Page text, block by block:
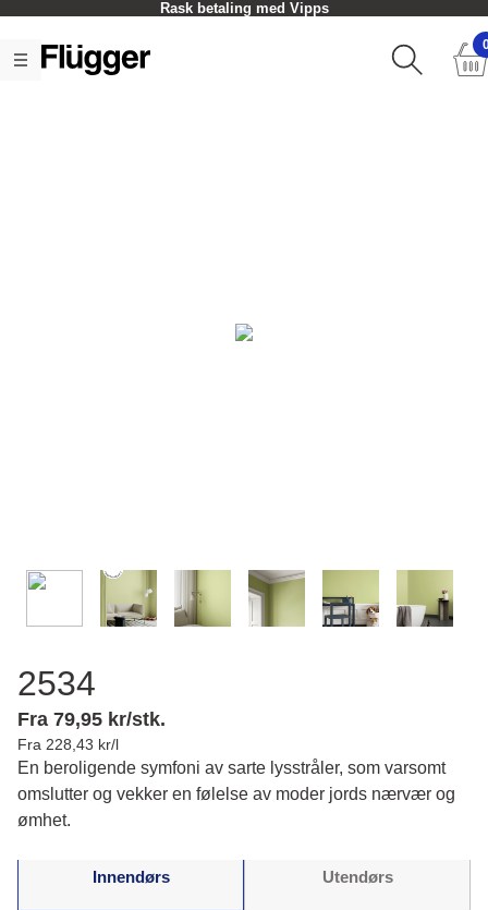
Rask betaling med Vipps
2534
Fra 79,95 kr/stk.
Fra 228,43 kr/l
En beroligende symfoni av sarte lysstråler, som varsomt
omslutter og vekker en følelse av moder jords nærvær og
ømhet.
Innendørs Utendørs